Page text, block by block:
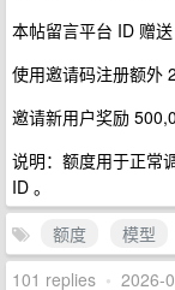
本帖留言平台 ID 赠
使用邀请码注册额外
邀请新用户奖励
说明：额度用于正常
ID 。
额度
模型
101 replies • 2026-